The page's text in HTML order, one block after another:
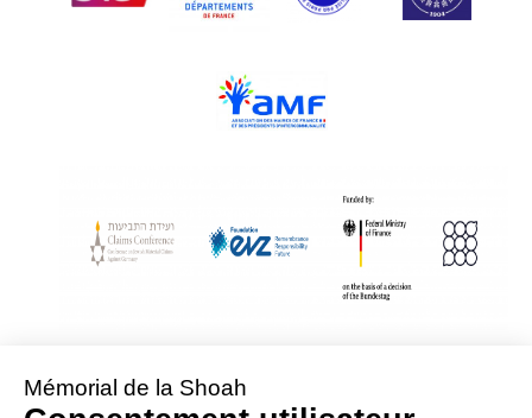
With Assistance from the Conference on Jewish Material Claims Against
Sponsored by the Foundation « Remembrance, Responsibility and Future »